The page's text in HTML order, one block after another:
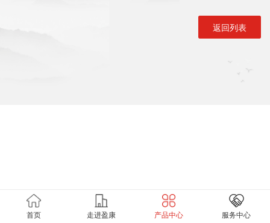
返回列表
首页 走进盈康 产品中心 服务中心